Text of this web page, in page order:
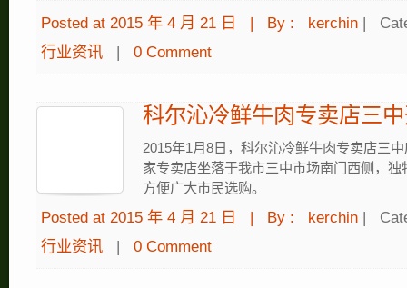
Posted at 2015 年 4 月 21 日 | By : kerchin |
行业资讯
| 0 Comment
科尔沁冷鲜牛肉专卖店三
2015年1月8日，科尔沁冷鲜牛肉专卖店三
家专卖店坐落于我市三中市场南门西侧，
方便广大市民选购。
Posted at 2015 年 4 月 21 日 | By : kerchin |
行业资讯
| 0 Comment